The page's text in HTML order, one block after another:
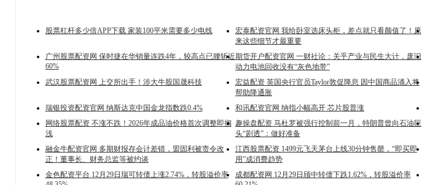
股票杠杆多少倍APP下载 家装100平米需要多少电线
宏泰配资官网 我给卧室选床头柜，差点就只看颜值了！原
来这些细节才最重要
广州股票配资网 保时捷在华销量连跌4年，较高点已腰斩近
60%
期货开户配资官网 一财社论：关乎产业与民生大计，废旧
动力电池回收没有“灰色地带”
武汉股票配资网 上交所出手！涉大牛股国晟科技
宏益配资 英国央行官员Taylor敦促降息 因中国商品涌入将
帮助降通胀
瑞银投资配资官网 纳斯达克中国金龙指数跌0.4%
和讯配资官网 纳指小幅高开 芯片股普涨
网络股票配资 不涨不跌！2026年成品油价格首次调整即搁
浅
趣操盘配资 马杜罗被强行控制前一月，特朗普曾向石油巨
头“剧透”：做好准备
融金牛配资官网 多期财报存会计差错，盟固利被责令改
正！董事长、财务总监等被约谈
江西股票配资 1499元飞天茅台上线30分钟售罄，“即买即
用”成消费趋势
金色配资平台 12月29日瑞可转债上涨2.74%，转股溢价率
成都配资网 12月29日颀中转债下跌1.62%，转股溢价率